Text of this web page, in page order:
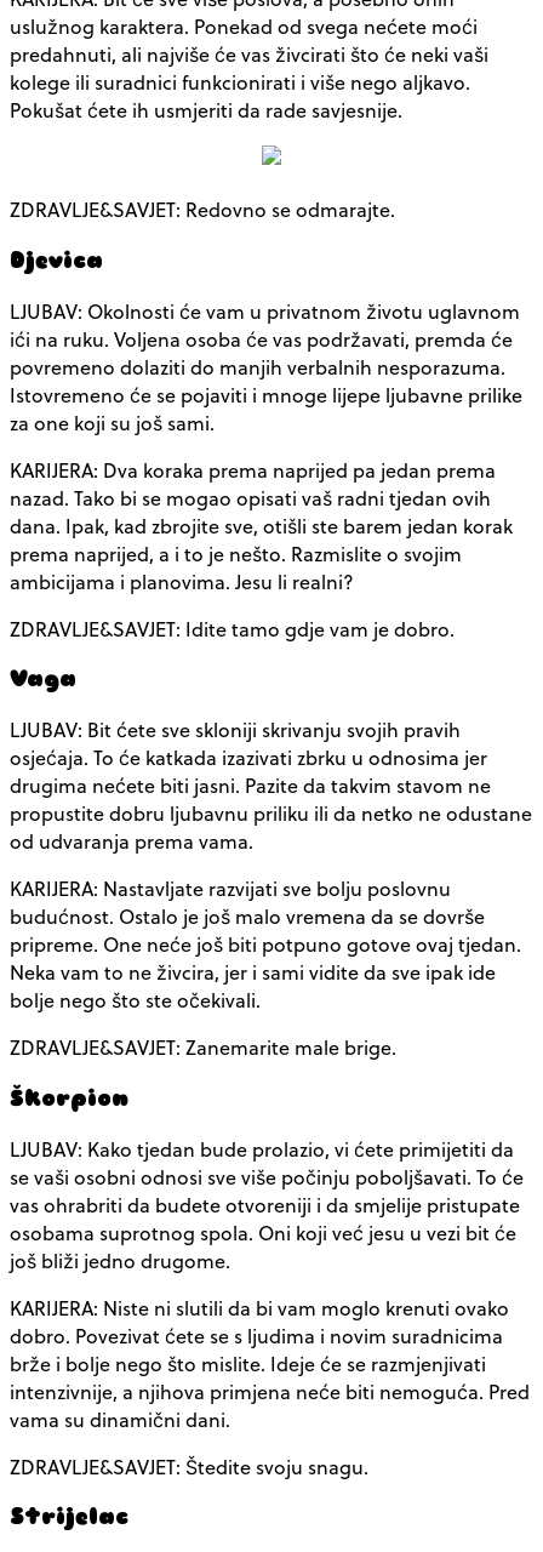
uslužnog karaktera. Ponekad od svega nećete moći
predahnuti, ali najviše će vas živcirati što će neki vaši
kolege ili suradnici funkcionirati i više nego aljkavo.
Pokušat ćete ih usmjeriti da rade savjesnije.
ZDRAVLJE&SAVJET: Redovno se odmarajte.
Djevica
LJUBAV: Okolnosti će vam u privatnom životu uglavnom
ići na ruku. Voljena osoba će vas podržavati, premda će
povremeno dolaziti do manjih verbalnih nesporazuma.
Istovremeno će se pojaviti i mnoge lijepe ljubavne prilike
za one koji su još sami.
KARIJERA: Dva koraka prema naprijed pa jedan prema
nazad. Tako bi se mogao opisati vaš radni tjedan ovih
dana. Ipak, kad zbrojite sve, otišli ste barem jedan korak
prema naprijed, a i to je nešto. Razmislite o svojim
ambicijama i planovima. Jesu li realni?
ZDRAVLJE&SAVJET: Idite tamo gdje vam je dobro.
Vaga
LJUBAV: Bit ćete sve skloniji skrivanju svojih pravih
osjećaja. To će katkada izazivati zbrku u odnosima jer
drugima nećete biti jasni. Pazite da takvim stavom ne
propustite dobru ljubavnu priliku ili da netko ne odustane
od udvaranja prema vama.
KARIJERA: Nastavljate razvijati sve bolju poslovnu
budućnost. Ostalo je još malo vremena da se dovrše
pripreme. One neće još biti potpuno gotove ovaj tjedan.
Neka vam to ne živcira, jer i sami vidite da sve ipak ide
bolje nego što ste očekivali.
ZDRAVLJE&SAVJET: Zanemarite male brige.
Škorpion
LJUBAV: Kako tjedan bude prolazio, vi ćete primijetiti da
se vaši osobni odnosi sve više počinju poboljšavati. To će
vas ohrabriti da budete otvoreniji i da smjelije pristupate
osobama suprotnog spola. Oni koji već jesu u vezi bit će
još bliži jedno drugome.
KARIJERA: Niste ni slutili da bi vam moglo krenuti ovako
dobro. Povezivat ćete se s ljudima i novim suradnicima
brže i bolje nego što mislite. Ideje će se razmjenjivati
intenzivnije, a njihova primjena neće biti nemoguća. Pred
vama su dinamični dani.
ZDRAVLJE&SAVJET: Štedite svoju snagu.
Strijelac